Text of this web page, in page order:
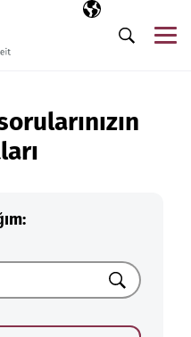
Seçili dil
TR
Arama
Ara